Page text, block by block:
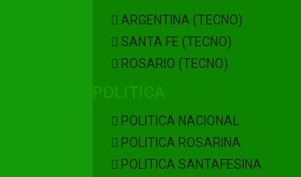
ARGENTINA (TECNO)
SANTA FE (TECNO)
ROSARIO (TECNO)
POLITICA NACIONAL
POLITICA ROSARINA
POLITICA SANTAFESINA